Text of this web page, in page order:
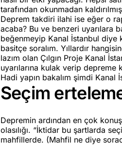
tarafından okunmadan
Deprem takdiri ilahi ise eğer o
acaba? Bu ve benzeri uyarılara
beğenmeyip Kanal İstanbul diye
basitçe soralım. Yıllardır
lazım olan Çılgın Proje Kanal
uyarılarına kulak verip depreme
Hadi yapın bakalım şimdi Kanal
Seçim
Depremin ardından en çok
olasılığı. “İktidar bu şartlarda
mahfillerde. (Mahfil ne diye